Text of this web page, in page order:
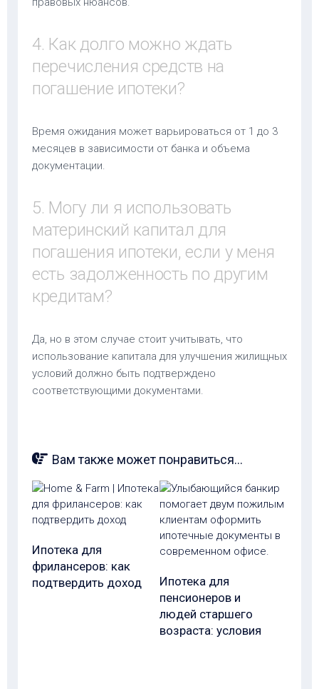
4. Как долго можно ждать
перечисления средств на
погашение ипотеки?
Время ожидания может варьироваться от 1 до 3
месяцев в зависимости от банка и объема
документации.
5. Могу ли я использовать
материнский капитал для
погашения ипотеки, если у меня
есть задолженность по другим
кредитам?
Да, но в этом случае стоит учитывать, что
использование капитала для улучшения жилищных
условий должно быть подтверждено
соответствующими документами.
Вам также может понравиться...
Ипотека для
фрилансеров: как
подтвердить доход
Ипотека для
пенсионеров и
людей старшего
возраста: условия